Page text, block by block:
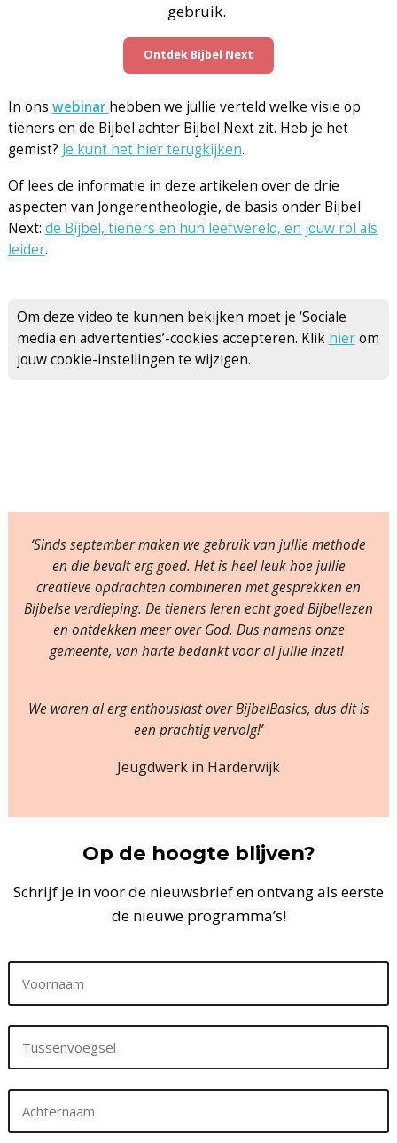
gebruik.
Ontdek Bijbel Next
In ons webinar hebben we jullie verteld welke visie op
tieners en de Bijbel achter Bijbel Next zit. Heb je het
gemist? Je kunt het hier terugkijken.
Of lees de informatie in deze artikelen over de drie
aspecten van Jongerentheologie, de basis onder Bijbel
Next: de Bijbel, tieners en hun leefwereld, en jouw rol als
leider.
Om deze video te kunnen bekijken moet je ‘Sociale
media en advertenties’-cookies accepteren. Klik hierom
jouw cookie-instellingen te wijzigen.
‘Sinds september maken we gebruik van jullie methode
en die bevalt erg goed. Het is heel leuk hoe jullie
creatieve opdrachten combineren met gesprekken en
Bijbelse verdieping. De tieners leren echt goed Bijbellezen
en ontdekken meer over God. Dus namens onze
gemeente, van harte bedankt voor al jullie inzet!
We waren al erg enthousiast over BijbelBasics, dus dit is
een prachtig vervolg!’
Jeugdwerk in Harderwijk
Op de hoogte blijven?
Schrijf je in voor de nieuwsbrief en ontvang als eerste
de nieuwe programma’s!
First
Name
Last
Name
Voornaam
Tussenvoegsel